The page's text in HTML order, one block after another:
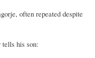
often repeated despite
his son: